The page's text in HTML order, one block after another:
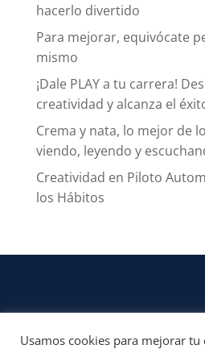
hacerlo divertido
Para mejorar, equivócate
mismo
¡Dale PLAY a tu carrera!
creatividad y alcanza el
Crema y nata, lo mejor de
viendo, leyendo y
Creatividad en Piloto
los Hábitos
CONTACTO
Usamos cookies para mejorar tu